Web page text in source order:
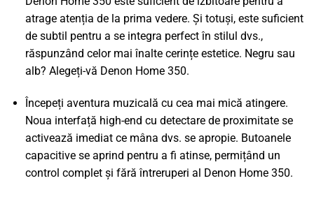
atrage atenția de la prima vedere. Și totuși, este suficient
de subtil pentru a se integra perfect în stilul dvs.,
răspunzând celor mai înalte cerințe estetice. Negru sau
alb? Alegeți-vă Denon Home 350.
Începeți aventura muzicală cu cea mai mică atingere.
Noua interfață high-end cu detectare de proximitate se
activează imediat ce mâna dvs. se apropie. Butoanele
capacitive se aprind pentru a fi atinse, permițând un
control complet și fără întreruperi al Denon Home 350.